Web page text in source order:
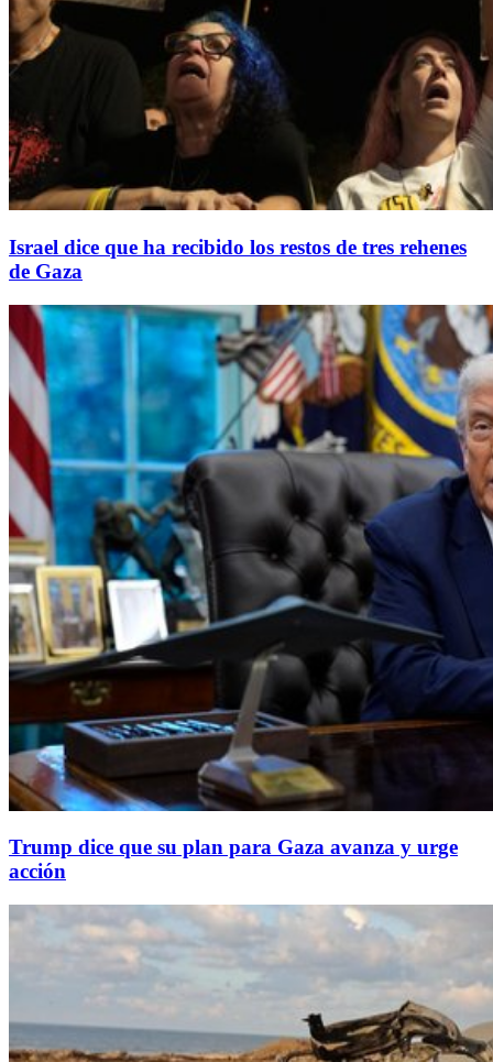
Israel dice que ha recibido los restos de tres rehenes
de Gaza
Trump dice que su plan para Gaza avanza y urge
acción